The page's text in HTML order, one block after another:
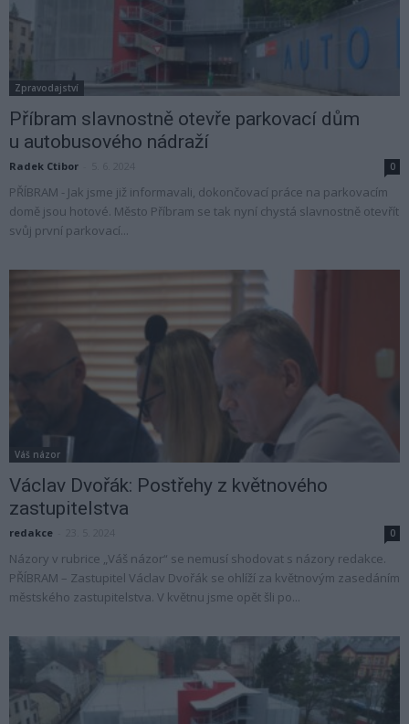
Zpravodajství
Příbram slavnostně otevře parkovací dům
u autobusového nádraží
Radek Ctibor 0
PŘÍBRAM - Jak jsme již informavali, dokončovací práce na parkovacím
domě jsou hotové. Město Příbram se tak nyní chystá slavnostně otevřít
svůj první parkovací...
Váš názor
Václav Dvořák: Postřehy z květnového
zastupitelstva
redakce 0
Názory v rubrice „Váš názor“ se nemusí shodovat s názory redakce.
PŘÍBRAM – Zastupitel Václav Dvořák se ohlíží za květnovým zasedáním
městského zastupitelstva. V květnu jsme opět šli po...